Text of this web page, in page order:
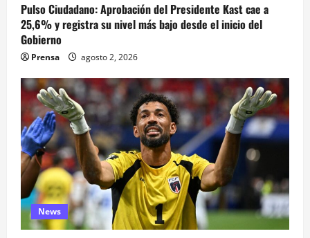
Pulso Ciudadano: Aprobación del Presidente Kast cae a
25,6% y registra su nivel más bajo desde el inicio del
Gobierno
Prensa agosto 2, 2026
News